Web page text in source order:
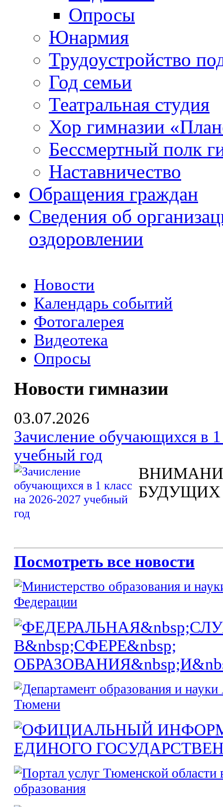
Опросы
Юнармия
Трудоустройство
Год семьи
Театральная студия
Хор гимназии
Бессмертный полк
Наставничество
Обращения граждан
Сведения об
оздоровлении
Новости
Календарь событий
Фотогалерея
Видеотека
Опросы
Новости гимназии
03.07.2026
Зачисление обучающихся в
учебный год
БУДУЩИХ
Посмотреть все новости